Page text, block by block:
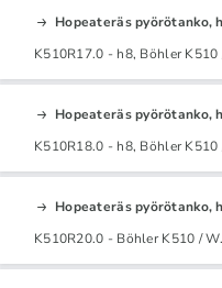
Hopeateräs pyörötanko,
K510R17.0 - h8, Böhler K510
Hopeateräs pyörötanko,
K510R18.0 - h8, Böhler K510
Hopeateräs pyörötanko,
K510R20.0 - Böhler K510 /